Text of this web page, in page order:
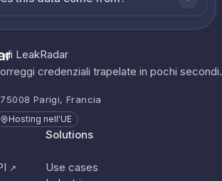
credenziali trapelate in pochi secondi.
Parigi, Francia
Hosting nell'UE
↗
Solutions
Use cases